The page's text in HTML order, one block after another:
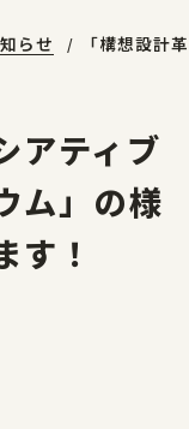
らせ 「構想設計
アティブ
ム」の様
す！